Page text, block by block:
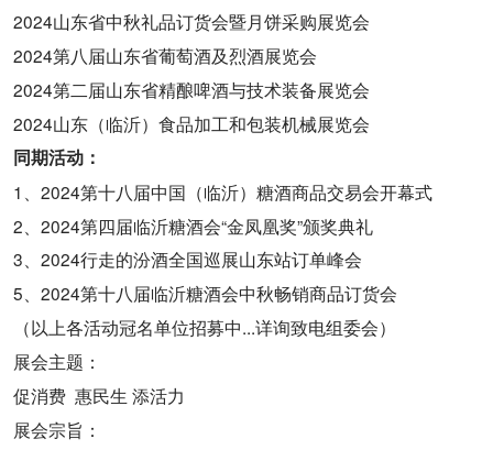
2024山东省中秋礼品订货会暨月饼采购展览会
2024第八届山东省葡萄酒及烈酒展览会
2024第二届山东省精酿啤酒与技术装备展览会
2024山东（临沂）食品加工和包装机械展览会
同期活动：
1、2024第十八届中国（临沂）糖酒商品交易会开幕式
2、2024第四届临沂糖酒会“金凤凰奖”颁奖典礼
3、2024行走的汾酒全国巡展山东站订单峰会
5、2024第十八届临沂糖酒会中秋畅销商品订货会
（以上各活动冠名单位招募中...详询致电组委会）
展会主题：
促消费 惠民生 添活力
展会宗旨：